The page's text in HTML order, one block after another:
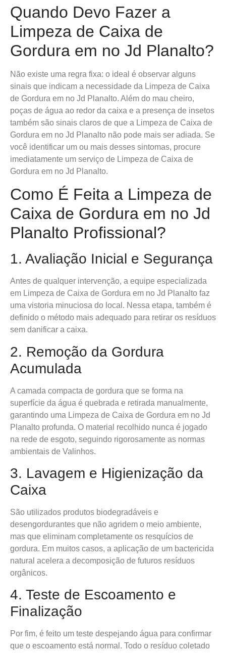
Quando Devo Fazer a
Limpeza de Caixa de
Gordura em no Jd Planalto?
Não existe uma regra fixa: o ideal é observar alguns
sinais que indicam a necessidade da Limpeza de Caixa
de Gordura em no Jd Planalto. Além do mau cheiro,
poças de água ao redor da caixa e a presença de insetos
também são sinais claros de que a Limpeza de Caixa de
Gordura em no Jd Planalto não pode mais ser adiada. Se
você identificar um ou mais desses sintomas, procure
imediatamente um serviço de Limpeza de Caixa de
Gordura em no Jd Planalto.
Como É Feita a Limpeza de
Caixa de Gordura em no Jd
Planalto Profissional?
1. Avaliação Inicial e Segurança
Antes de qualquer intervenção, a equipe especializada
em Limpeza de Caixa de Gordura em no Jd Planalto faz
uma vistoria minuciosa do local. Nessa etapa, também é
definido o método mais adequado para retirar os resíduos
sem danificar a caixa.
2. Remoção da Gordura
Acumulada
A camada compacta de gordura que se forma na
superfície da água é quebrada e retirada manualmente,
garantindo uma Limpeza de Caixa de Gordura em no Jd
Planalto profunda. O material recolhido nunca é jogado
na rede de esgoto, seguindo rigorosamente as normas
ambientais de Valinhos.
3. Lavagem e Higienização da
Caixa
São utilizados produtos biodegradáveis e
desengordurantes que não agridem o meio ambiente,
mas que eliminam completamente os resquícios de
gordura. Em muitos casos, a aplicação de um bactericida
natural acelera a decomposição de futuros resíduos
orgânicos.
4. Teste de Escoamento e
Finalização
Por fim, é feito um teste despejando água para confirmar
que o escoamento está normal. Todo o resíduo coletado